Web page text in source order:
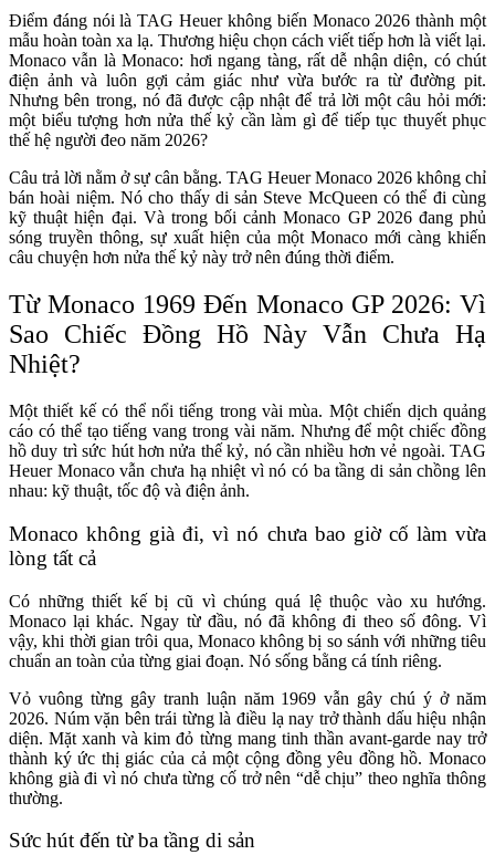
Điểm đáng nói là TAG Heuer không biến Monaco 2026 thành một
mẫu hoàn toàn xa lạ. Thương hiệu chọn cách viết tiếp hơn là viết lại.
Monaco vẫn là Monaco: hơi ngang tàng, rất dễ nhận diện, có chút
điện ảnh và luôn gợi cảm giác như vừa bước ra từ đường pit.
Nhưng bên trong, nó đã được cập nhật để trả lời một câu hỏi mới:
một biểu tượng hơn nửa thế kỷ cần làm gì để tiếp tục thuyết phục
thế hệ người đeo năm 2026?
Câu trả lời nằm ở sự cân bằng. TAG Heuer Monaco 2026 không chỉ
bán hoài niệm. Nó cho thấy di sản Steve McQueen có thể đi cùng
kỹ thuật hiện đại. Và trong bối cảnh Monaco GP 2026 đang phủ
sóng truyền thông, sự xuất hiện của một Monaco mới càng khiến
câu chuyện hơn nửa thế kỷ này trở nên đúng thời điểm.
Từ Monaco 1969 Đến Monaco GP 2026: Vì
Sao Chiếc Đồng Hồ Này Vẫn Chưa Hạ
Nhiệt?
Một thiết kế có thể nổi tiếng trong vài mùa. Một chiến dịch quảng
cáo có thể tạo tiếng vang trong vài năm. Nhưng để một chiếc đồng
hồ duy trì sức hút hơn nửa thế kỷ, nó cần nhiều hơn vẻ ngoài. TAG
Heuer Monaco vẫn chưa hạ nhiệt vì nó có ba tầng di sản chồng lên
nhau: kỹ thuật, tốc độ và điện ảnh.
Monaco không già đi, vì nó chưa bao giờ cố làm vừa
lòng tất cả
Có những thiết kế bị cũ vì chúng quá lệ thuộc vào xu hướng.
Monaco lại khác. Ngay từ đầu, nó đã không đi theo số đông. Vì
vậy, khi thời gian trôi qua, Monaco không bị so sánh với những tiêu
chuẩn an toàn của từng giai đoạn. Nó sống bằng cá tính riêng.
Vỏ vuông từng gây tranh luận năm 1969 vẫn gây chú ý ở năm
2026. Núm vặn bên trái từng là điều lạ nay trở thành dấu hiệu nhận
diện. Mặt xanh và kim đỏ từng mang tinh thần avant-garde nay trở
thành ký ức thị giác của cả một cộng đồng yêu đồng hồ. Monaco
không già đi vì nó chưa từng cố trở nên “dễ chịu” theo nghĩa thông
thường.
Sức hút đến từ ba tầng di sản